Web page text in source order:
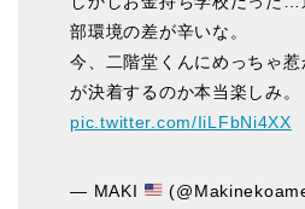
部環境の差が辛いな。
今、二階堂くんにめっちゃ
が決着するのか本当楽しみ。
pic.twitter.com/IiLFbNi4XX
— MAKI